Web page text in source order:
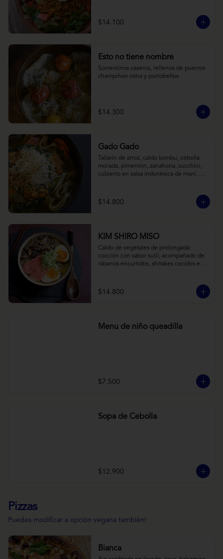
$14.100
Esto no tiene nombre
Sorrentinos caseros, rellenos de puerros
champiñon ostra y portobellos
$14.300
Gado Gado
Tallarín de arroz, caldo kombu, cebolla
morada, pimentón, zanahoria, zucchini,
cubierto en salsa indonésica de maní,
$14.800
KIM SHIRO MISO
Caldo de vegetales de prolongada
cocción con sabor sutil, acompañado de
rábanos encurtidos, shitakes cocidos en
vegana) y los infaltables fideos de ramen.
$14.800
Menu de niño queadilla
$7.500
Sopa de Cebolla
$12.900
Pizzas
Puedes modificar a opción vegana también!
Bianca